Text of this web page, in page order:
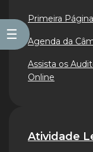
☰
Primeira Página
Agenda da
Assista os
Online
Atividade